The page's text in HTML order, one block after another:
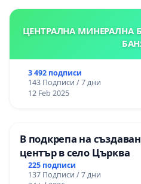
ЦЕНТРАЛНА МИНЕРАЛНА
3 492 подписи
143 Подписи / 7 дни
12 Feb 2025
В подкрепа на
център в село Църква
225 подписи
137 Подписи / 7 дни